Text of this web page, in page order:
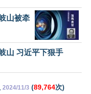
山被牵
山 习近平下狠手
2024/11/3 (89,764次)